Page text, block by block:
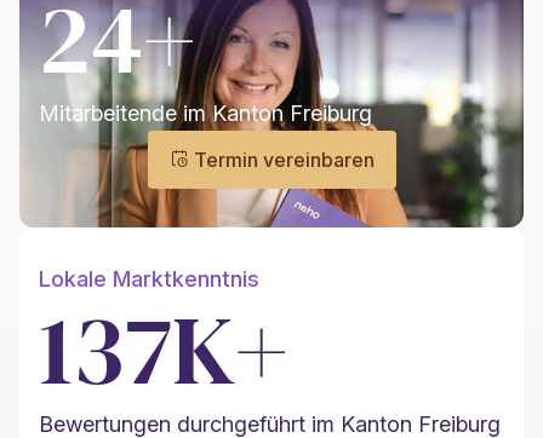
24+
Mitarbeitende im Kanton Freiburg
Termin vereinbaren
Lokale Marktkenntnis
137K+
Bewertungen durchgeführt im Kanton Freiburg